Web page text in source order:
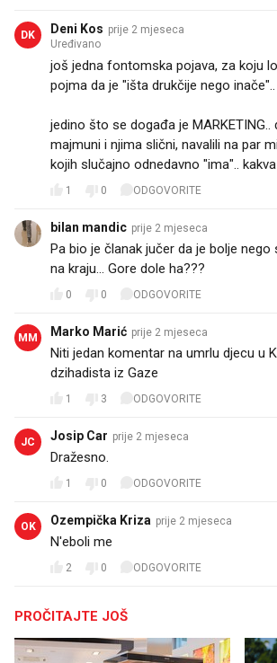
DK Deni Kos prije 2 mjeseca
Uređivano
još jedna fontomska pojava, za koju
pojma da je "išta drukčije nego inače"..
jedino što se događa je MARKETING..
majmuni i njima slični, navalili na par
kojih slučajno odnedavno "ima"..
1 0 ODGOVORITE
bilan mandic prije 2 mjeseca
Pa bio je članak jučer da je bolje nego
na kraju... Gore dole ha???
0 0 ODGOVORITE
MM Marko Marić prije 2 mjeseca
Niti jedan komentar na umrlu djecu u
dzihadista iz Gaze
1 3 ODGOVORITE
JC Josip Car prije 2 mjeseca
Dražesno.
1 0 ODGOVORITE
OK Ozempička Kriza prije 2 mjeseca
N'eboli me
2 0 ODGOVORITE
PROČITAJTE JOŠ